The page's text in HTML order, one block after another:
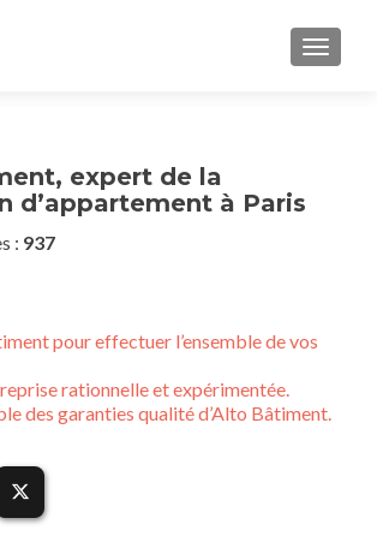
expert de la
d’appartement à Paris
: 937
pour effectuer l’ensemble de vos
rationnelle et expérimentée.
des garanties qualité d’Alto Bâtiment.